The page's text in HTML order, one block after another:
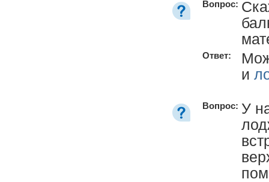
Вопрос:
Ответ:
и
Вопрос: У